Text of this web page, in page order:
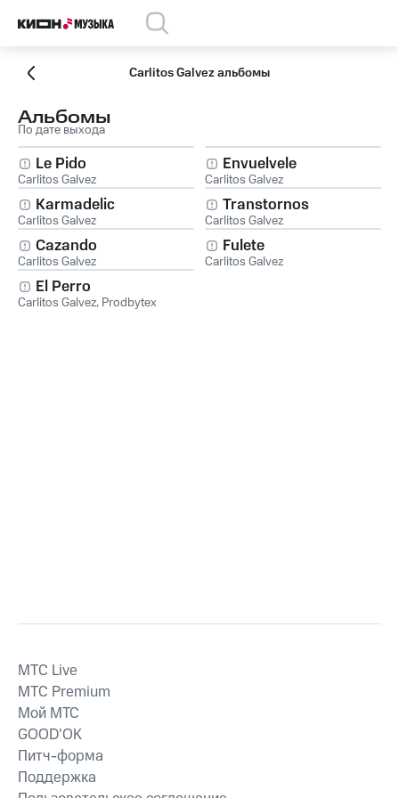
Carlitos Galvez альбомы
Альбомы
По дате выхода
Le Pido
Carlitos Galvez
Envuelvele
Carlitos Galvez
Karmadelic
Carlitos Galvez
Transtornos
Carlitos Galvez
Cazando
Carlitos Galvez
Fulete
Carlitos Galvez
El Perro
Carlitos Galvez, Prodbytex
MTС Live
MTС Premium
Мой МТС
GOOD’OK
Питч-форма
Поддержка